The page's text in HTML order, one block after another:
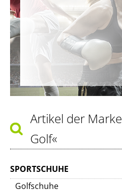
Artikel der Marke
Golf«
SPORTSCHUHE
Golfschuhe